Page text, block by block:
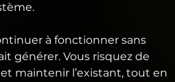
à fonctionner sans
générer. Vous risquez de
maintenir l’existant, tout en